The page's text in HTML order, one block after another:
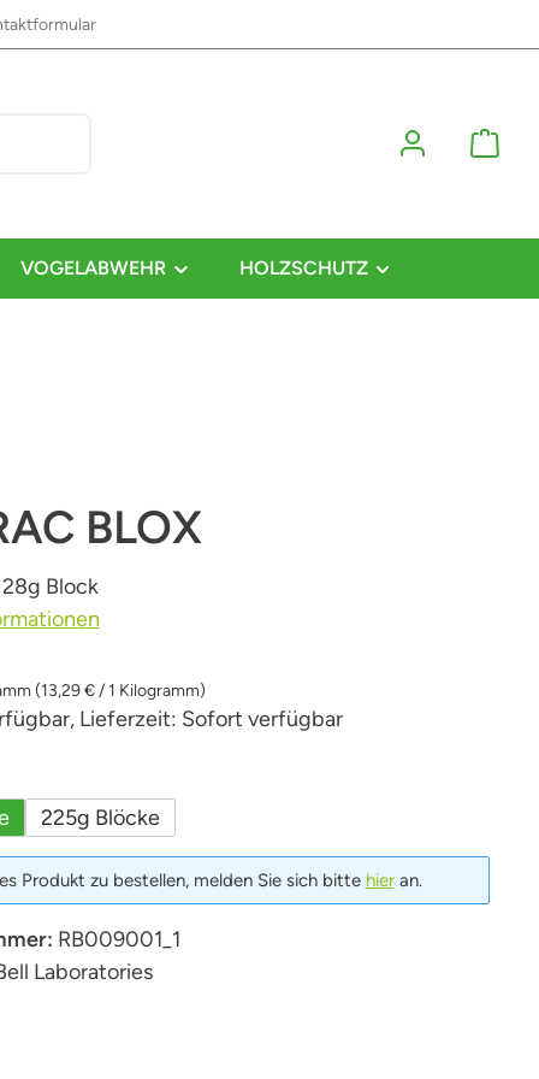
VOGELABWEHR HOLZSCHUTZ
BLOX
Block
(13,29 € / 1 Kilogramm)
Lieferzeit: Sofort verfügbar
225g Blöcke
Produkt zu bestellen, melden Sie sich bitte hieran.
RB009001_1
Laboratories